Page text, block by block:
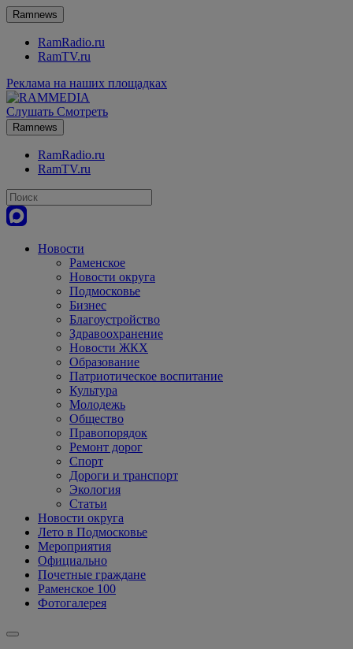
Ramnews
RamRadio.ru
RamTV.ru
Реклама на наших площадках
Слушать Смотреть
Ramnews
RamRadio.ru
RamTV.ru
Новости
Раменское
Новости округа
Подмосковье
Бизнес
Благоустройство
Здравоохранение
Новости ЖКХ
Образование
Патриотическое воспитание
Культура
Молодежь
Общество
Правопорядок
Ремонт дорог
Спорт
Дороги и транспорт
Экология
Статьи
Новости округа
Лето в Подмосковье
Мероприятия
Официально
Почетные граждане
Раменское 100
Фотогалерея